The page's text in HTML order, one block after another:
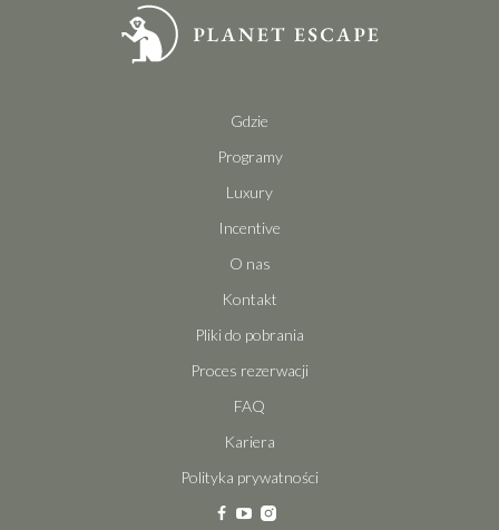
Gdzie
Programy
Luxury
Incentive
O nas
Kontakt
Pliki do pobrania
Proces rezerwacji
FAQ
Kariera
Polityka prywatności